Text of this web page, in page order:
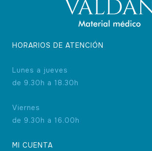
HORARIOS DE ATENCIÓN
Lunes a jueves
de 9.30h a 18.30h
Viernes
de 9.30h a 16.00h
MI CUENTA